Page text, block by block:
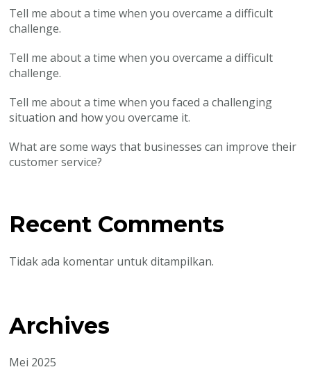
Tell me about a time when you overcame a difficult
challenge.
Tell me about a time when you overcame a difficult
challenge.
Tell me about a time when you faced a challenging
situation and how you overcame it.
What are some ways that businesses can improve their
customer service?
Recent Comments
Tidak ada komentar untuk ditampilkan.
Archives
Mei 2025